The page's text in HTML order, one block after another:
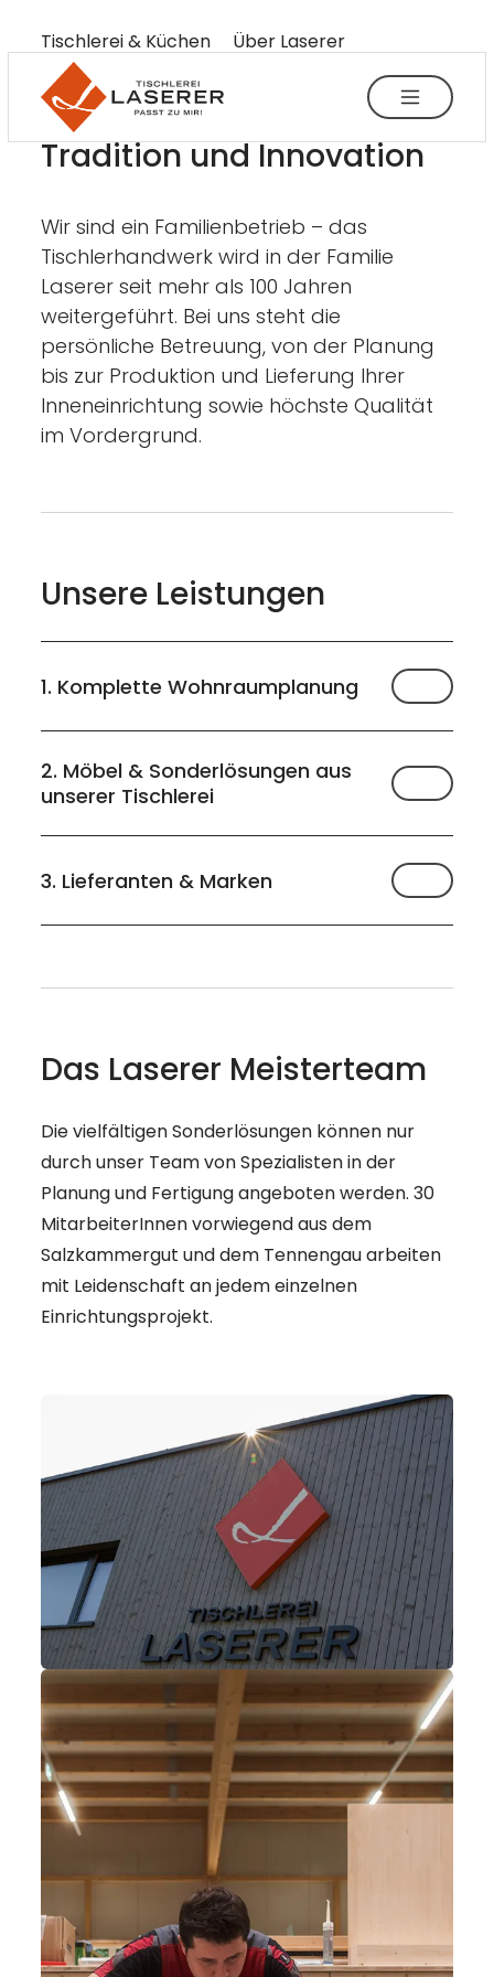
----
----
----
----
----
----
Zum Haupt-Inhalt springen
Zur Menü-Navigation springen
Zum Footer springen
Laserer -
seit über 100 Jahren
Tischlerei & Küchen Über Laserer
Tradition und Innovation
Wir sind ein Familienbetrieb – das
Tischlerhandwerk wird in der Familie
Laserer seit mehr als 100 Jahren
weitergeführt. Bei uns steht die
persönliche Betreuung, von der Planung
bis zur Produktion und Lieferung Ihrer
Inneneinrichtung sowie höchste Qualität
im Vordergrund.
Unsere Leistungen
1. Komplette Wohnraumplanung
2. Möbel & Sonderlösungen aus
unserer Tischlerei
3. Lieferanten & Marken
Das Laserer Meisterteam
Die vielfältigen Sonderlösungen können nur
durch unser Team von Spezialisten in der
Planung und Fertigung angeboten werden. 30
MitarbeiterInnen vorwiegend aus dem
Salzkammergut und dem Tennengau arbeiten
mit Leidenschaft an jedem einzelnen
Einrichtungsprojekt.